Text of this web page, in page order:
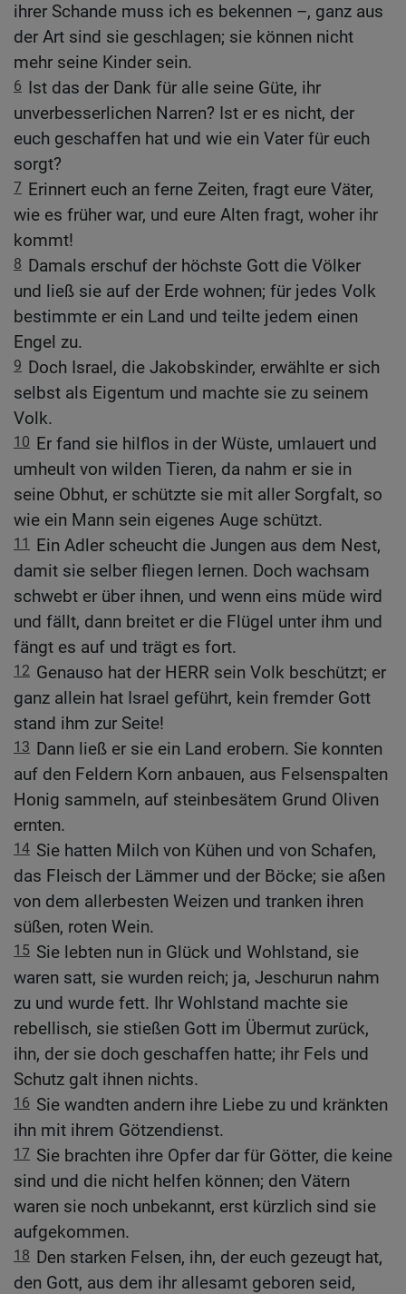
ihrer Schande muss ich es bekennen –, ganz aus
der Art sind sie geschlagen; sie können nicht
mehr seine Kinder sein.
6 Ist das der Dank für alle seine Güte, ihr
unverbesserlichen Narren? Ist er es nicht, der
euch geschaffen hat und wie ein Vater für euch
sorgt?
7 Erinnert euch an ferne Zeiten, fragt eure Väter,
wie es früher war, und eure Alten fragt, woher ihr
kommt!
8 Damals erschuf der höchste Gott die Völker
und ließ sie auf der Erde wohnen; für jedes Volk
bestimmte er ein Land und teilte jedem einen
Engel zu.
9 Doch Israel, die Jakobskinder, erwählte er sich
selbst als Eigentum und machte sie zu seinem
Volk.
10 Er fand sie hilflos in der Wüste, umlauert und
umheult von wilden Tieren, da nahm er sie in
seine Obhut, er schützte sie mit aller Sorgfalt, so
wie ein Mann sein eigenes Auge schützt.
11 Ein Adler scheucht die Jungen aus dem Nest,
damit sie selber fliegen lernen. Doch wachsam
schwebt er über ihnen, und wenn eins müde wird
und fällt, dann breitet er die Flügel unter ihm und
fängt es auf und trägt es fort.
12 Genauso hat der HERR sein Volk beschützt; er
ganz allein hat Israel geführt, kein fremder Gott
stand ihm zur Seite!
13 Dann ließ er sie ein Land erobern. Sie konnten
auf den Feldern Korn anbauen, aus Felsenspalten
Honig sammeln, auf steinbesätem Grund Oliven
ernten.
14 Sie hatten Milch von Kühen und von Schafen,
das Fleisch der Lämmer und der Böcke; sie aßen
von dem allerbesten Weizen und tranken ihren
süßen, roten Wein.
15 Sie lebten nun in Glück und Wohlstand, sie
waren satt, sie wurden reich; ja, Jeschurun nahm
zu und wurde fett. Ihr Wohlstand machte sie
rebellisch, sie stießen Gott im Übermut zurück,
ihn, der sie doch geschaffen hatte; ihr Fels und
Schutz galt ihnen nichts.
16 Sie wandten andern ihre Liebe zu und kränkten
ihn mit ihrem Götzendienst.
17 Sie brachten ihre Opfer dar für Götter, die keine
sind und die nicht helfen können; den Vätern
waren sie noch unbekannt, erst kürzlich sind sie
aufgekommen.
18 Den starken Felsen, ihn, der euch gezeugt hat,
den Gott, aus dem ihr allesamt geboren seid,